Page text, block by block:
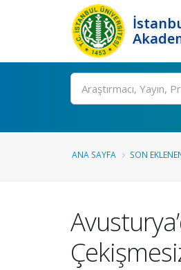
Ara
ANA SAYFA SON